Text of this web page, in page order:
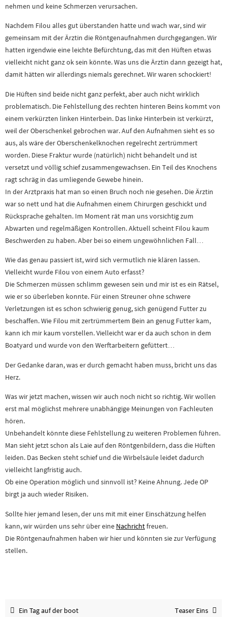
nehmen und keine Schmerzen verursachen.
Nachdem Filou alles gut überstanden hatte und wach war, sind wir
gemeinsam mit der Ärztin die Röntgenaufnahmen durchgegangen. Wir
hatten irgendwie eine leichte Befürchtung, das mit den Hüften etwas
vielleicht nicht ganz ok sein könnte. Was uns die Ärztin dann gezeigt hat,
damit hätten wir allerdings niemals gerechnet. Wir waren schockiert!
Die Hüften sind beide nicht ganz perfekt, aber auch nicht wirklich
problematisch. Die Fehlstellung des rechten hinteren Beins kommt von
einem verkürzten linken Hinterbein. Das linke Hinterbein ist verkürzt,
weil der Oberschenkel gebrochen war. Auf den Aufnahmen sieht es so
aus, als wäre der Oberschenkelknochen regelrecht zertrümmert
worden. Diese Fraktur wurde (natürlich) nicht behandelt und ist
versetzt und völlig schief zusammengewachsen. Ein Teil des Knochens
ragt schräg in das umliegende Gewebe hinein.
In der Arztpraxis hat man so einen Bruch noch nie gesehen. Die Ärztin
war so nett und hat die Aufnahmen einem Chirurgen geschickt und
Rücksprache gehalten. Im Moment rät man uns vorsichtig zum
Abwarten und regelmäßigen Kontrollen. Aktuell scheint Filou kaum
Beschwerden zu haben. Aber bei so einem ungewöhnlichen Fall…
Wie das genau passiert ist, wird sich vermutlich nie klären lassen.
Vielleicht wurde Filou von einem Auto erfasst?
Die Schmerzen müssen schlimm gewesen sein und mir ist es ein Rätsel,
wie er so überleben konnte. Für einen Streuner ohne schwere
Verletzungen ist es schon schwierig genug, sich genügend Futter zu
beschaffen. Wie Filou mit zertrümmertem Bein an genug Futter kam,
kann ich mir kaum vorstellen. Vielleicht war er da auch schon in dem
Boatyard und wurde von den Werftarbeitern gefüttert…
Der Gedanke daran, was er durch gemacht haben muss, bricht uns das
Herz.
Was wir jetzt machen, wissen wir auch noch nicht so richtig. Wir wollen
erst mal möglichst mehrere unabhängige Meinungen von Fachleuten
hören.
Unbehandelt könnte diese Fehlstellung zu weiteren Problemen führen.
Man sieht jetzt schon als Laie auf den Röntgenbildern, dass die Hüften
leiden. Das Becken steht schief und die Wirbelsäule leidet dadurch
vielleicht langfristig auch.
Ob eine Operation möglich und sinnvoll ist? Keine Ahnung. Jede OP
birgt ja auch wieder Risiken.
Sollte hier jemand lesen, der uns mit mit einer Einschätzung helfen
kann, wir würden uns sehr über eine Nachrichtfreuen.
Die Röntgenaufnahmen haben wir hier und könnten sie zur Verfügung
stellen.
Ein Tag auf der boot
Teaser Eins